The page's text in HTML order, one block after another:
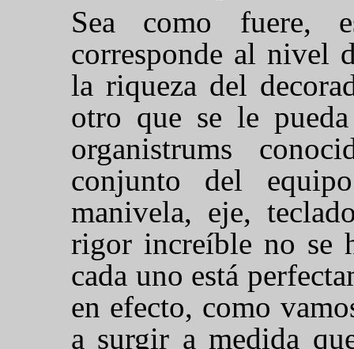
Sea como fuere,
corresponde al nivel
la riqueza del
otro que se le
organistrums
conjunto del
manivela, eje,
rigor increíble no se
cada uno está
en efecto, como
a surgir a medida